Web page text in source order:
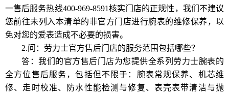
一售后服务热线400-969-8591核实门店的正规性，我们不建议
您前往未列入本清单的非官方门店进行腕表的维修保养，以
免对您的爱表造成不必要的损害。
2.问：劳力士官方售后门店的服务范围包括哪些？
答：我们的官方售后门店为您提供全系列劳力士腕表的
全方位售后服务，包括但不限于：腕表常规保养、机芯维
修、走时校准、防水性能检测与修复、表壳表带清洁与抛